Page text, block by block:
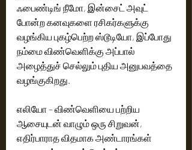
ஃபைண்டிங் நீமோ, இன்சைட் அவுட்
போன்ற கனவுகளை ரசிகர்களுக்கு
வழங்கிய புகழ்பெற்ற ஸ்டூடியோ, இப்போது
நம்மை விண்வெளிக்கு அப்பால்
அழைத்துச் செல்லும் புதிய அனுபவத்தை
வழங்குகிறது.
எலியோ – விண்வெளியை பற்றிய
ஆசையுடன் வாழும் ஒரு சிறுவன்,
எதிர்பாராத விதமாக அண்டாரங்கள்